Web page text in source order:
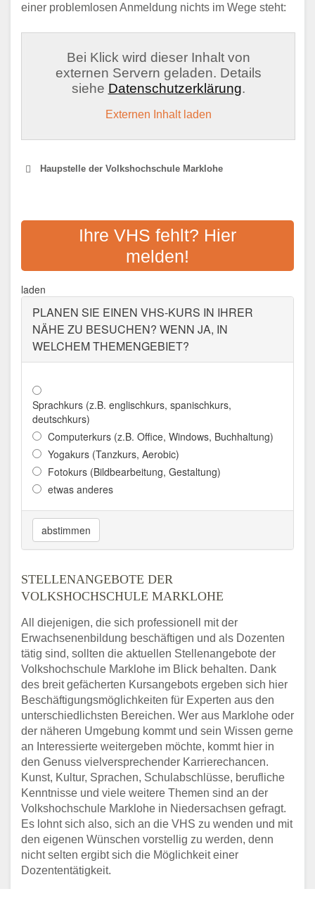
einer problemlosen Anmeldung nichts im Wege steht:
Bei Klick wird dieser Inhalt von
externen Servern geladen. Details
siehe Datenschutzerklärung.
Externen Inhalt laden
Haupstelle der Volkshochschule Marklohe
VHS NIENBURG
Adresse: Rühmkorffstr. 12, 31582 Nienburg
Ihre VHS fehlt? Hier
melden!
laden
PLANEN SIE EINEN VHS-KURS IN IHRER
NÄHE ZU BESUCHEN? WENN JA, IN
WELCHEM THEMENGEBIET?
Sprachkurs (z.B. englischkurs, spanischkurs,
deutschkurs)
Computerkurs (z.B. Office, Windows, Buchhaltung)
Yogakurs (Tanzkurs, Aerobic)
Fotokurs (Bildbearbeitung, Gestaltung)
etwas anderes
abstimmen
STELLENANGEBOTE DER
VOLKSHOCHSCHULE MARKLOHE
All diejenigen, die sich professionell mit der
Erwachsenenbildung beschäftigen und als Dozenten
tätig sind, sollten die aktuellen Stellenangebote der
Volkshochschule Marklohe im Blick behalten. Dank
des breit gefächerten Kursangebots ergeben sich hier
Beschäftigungsmöglichkeiten für Experten aus den
unterschiedlichsten Bereichen. Wer aus Marklohe oder
der näheren Umgebung kommt und sein Wissen gerne
an Interessierte weitergeben möchte, kommt hier in
den Genuss vielversprechender Karrierechancen.
Kunst, Kultur, Sprachen, Schulabschlüsse, berufliche
Kenntnisse und viele weitere Themen sind an der
Volkshochschule Marklohe in Niedersachsen gefragt.
Es lohnt sich also, sich an die VHS zu wenden und mit
den eigenen Wünschen vorstellig zu werden, denn
nicht selten ergibt sich die Möglichkeit einer
Dozententätigkeit.